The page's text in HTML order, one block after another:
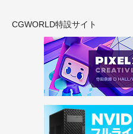
CGWORLD特設サイト